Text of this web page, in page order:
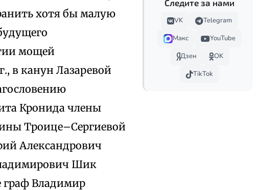
хотя бы малую
мощей
в канун Лазаревой
Кронида члены
Троице–Сергиевой
Александрович
Шик
Владимир
Следите за нами
VK
Telegram
Макс
YouTube
Дзен
OK
TikTok